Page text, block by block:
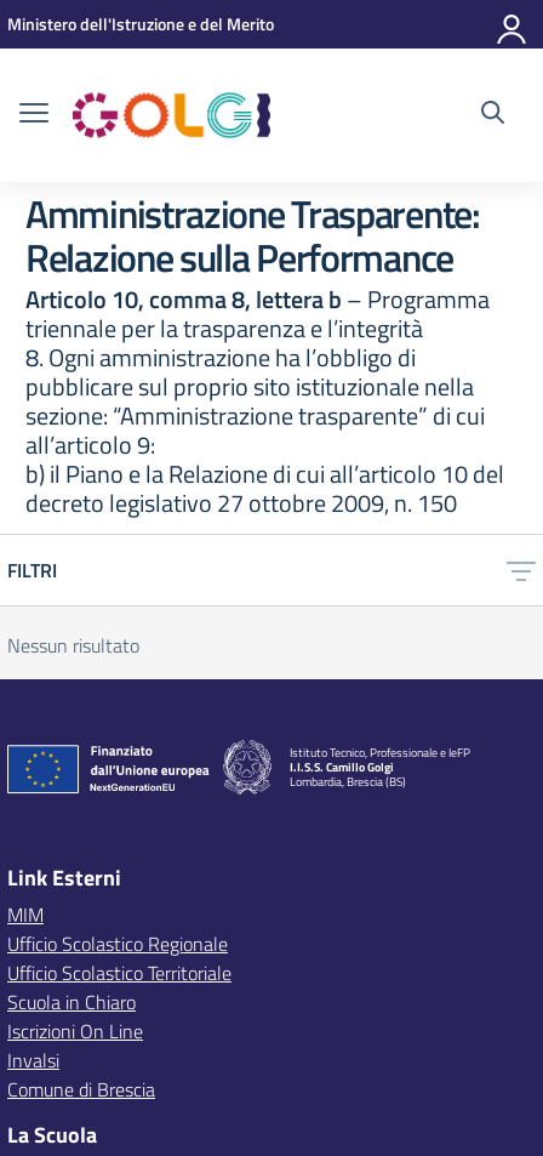
Vai ai contenuti
Vai al menu di navigazione
Vai al footer
Ministero dell'Istruzione e del Merito
Amministrazione Trasparente:
Relazione sulla Performance
Articolo 10, comma 8, lettera b– Programma
triennale per la trasparenza e l’integrità
8. Ogni amministrazione ha l’obbligo di
pubblicare sul proprio sito istituzionale nella
sezione: “Amministrazione trasparente” di cui
all’articolo 9:
b) il Piano e la Relazione di cui all’articolo 10 del
decreto legislativo 27 ottobre 2009, n. 150
FILTRI
Nessun risultato
Istituto Tecnico, Professionale e IeFP
I.I.S.S. Camillo Golgi
Lombardia, Brescia (BS)
Link Esterni
MIM
Ufficio Scolastico Regionale
Ufficio Scolastico Territoriale
Scuola in Chiaro
Iscrizioni On Line
Invalsi
Comune di Brescia
La Scuola